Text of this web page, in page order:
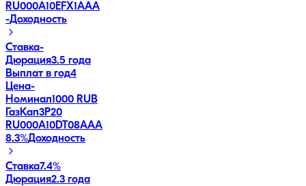
RU000A10EFX1AAA
-Доходность
Ставка-
Дюрация3.5 года
Выплат в год4
Цена-
Номинал1000 RUB
ГазКап3P20
RU000A10DT08AAA
8.3%Доходность
Ставка7.4%
Дюрация2.3 года